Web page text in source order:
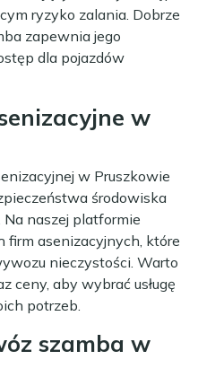
ryzyko zalania. Dobrze
zapewnia jego
dla pojazdów
w
w Pruszkowie
środowiska
naszej platformie
firm asenizacyjnych, które
nieczystości. Warto
ceny, aby wybrać usługę
potrzeb.
szamba w